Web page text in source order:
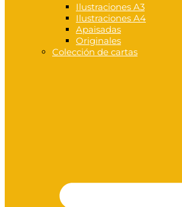
Ilustraciones A3
Ilustraciones A4
Apaisadas
Originales
Colección de cartas